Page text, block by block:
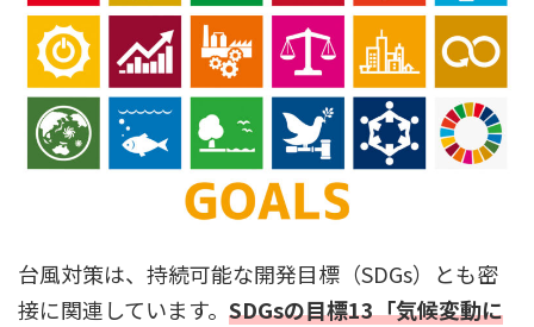
台風対策は、持続可能な開発目標（SDGs）とも密
接に関連しています。 SDGsの目標13「気候変動に